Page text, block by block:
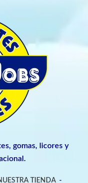
gomas, licores y
TIENDA -